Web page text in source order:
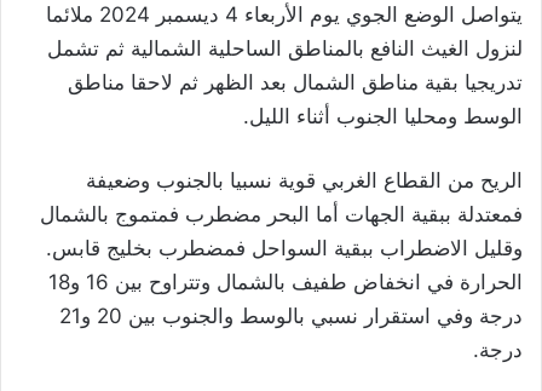
يتواصل الوضع الجوي يوم الأربعاء 4 ديسمبر 2024 ملائما
لنزول الغيث النافع بالمناطق الساحلية الشمالية ثم تشمل
تدريجيا بقية مناطق الشمال بعد الظهر ثم لاحقا مناطق
الوسط ومحليا الجنوب أثناء الليل.
الريح من القطاع الغربي قوية نسبيا بالجنوب وضعيفة
فمعتدلة ببقية الجهات أما البحر مضطرب فمتموج بالشمال
وقليل الاضطراب ببقية السواحل فمضطرب بخليج قابس.
الحرارة في انخفاض طفيف بالشمال وتتراوح بين 16 و18
درجة وفي استقرار نسبي بالوسط والجنوب بين 20 و21
درجة.